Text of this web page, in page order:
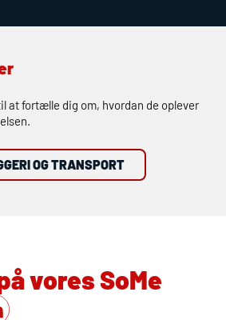
at fortælle dig om, hvordan de oplever
OG TRANSPORT
vores SoMe